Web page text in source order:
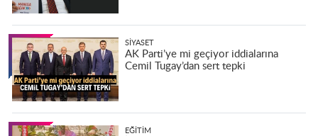
SIYASET
AK Parti’ye mi geçiyor iddialarına
Cemil Tugay’dan sert tepki
EĞITIM